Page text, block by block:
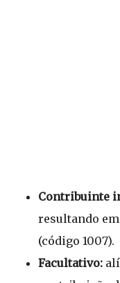
Contribuinte
resultando
(código 1007).
Facultativo: